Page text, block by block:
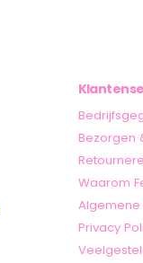
Bezorgen
Waarom
Privacy